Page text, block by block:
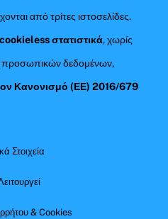
από τρίτες ιστοσελίδες.
cookieless στατιστικά, χωρίς
δεδομένων,
Κανονισμό (ΕΕ) 2016/679
Στοιχεία
& Cookies